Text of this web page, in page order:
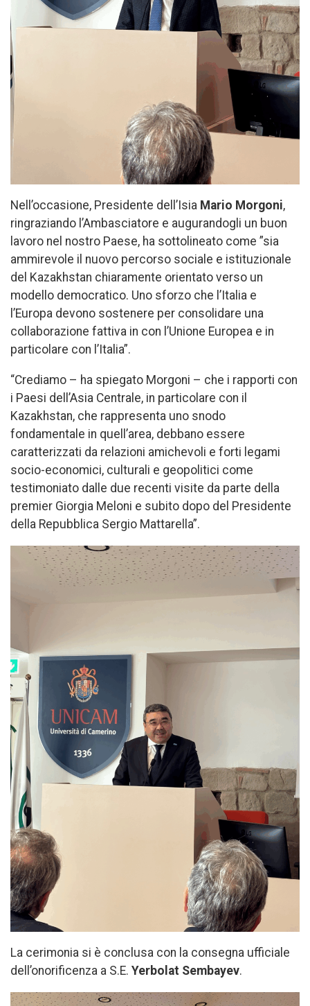
Nell’occasione, Presidente dell’Isia Mario Morgoni,
ringraziando l’Ambasciatore e augurandogli un buon
lavoro nel nostro Paese, ha sottolineato come ”sia
ammirevole il nuovo percorso sociale e istituzionale
del Kazakhstan chiaramente orientato verso un
modello democratico. Uno sforzo che l’Italia e
l’Europa devono sostenere per consolidare una
collaborazione fattiva in con l’Unione Europea e in
particolare con l’Italia”.
“Crediamo – ha spiegato Morgoni – che i rapporti con
i Paesi dell’Asia Centrale, in particolare con il
Kazakhstan, che rappresenta uno snodo
fondamentale in quell’area, debbano essere
caratterizzati da relazioni amichevoli e forti legami
socio-economici, culturali e geopolitici come
testimoniato dalle due recenti visite da parte della
premier Giorgia Meloni e subito dopo del Presidente
della Repubblica Sergio Mattarella”.
La cerimonia si è conclusa con la consegna ufficiale
dell’onorificenza a S.E. Yerbolat Sembayev.